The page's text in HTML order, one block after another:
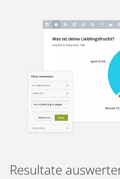
Resultate